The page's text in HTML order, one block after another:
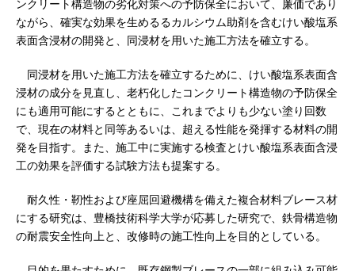
ンクリート構造物の劣化対策への予防保全において、廉価であり
ながら、確実な効果を生めるるカルシウム助剤を含むけい酸塩系
表面含浸材の開発と、同浸材を用いた施工方法を確立する。
同浸材を用いた施工方法を確立するために、けい酸塩系表面含
浸材の成分を見直し、老朽化したコンクリート構造物の予防保全
にも適用可能にするとともに、これまでよりも少ない塗り回数
で、現在の材料と同等あるいは、超える性能を発揮する材料の開
発を目指す。また、施工中に実施する検査とけい酸塩系表面含浸
工の効果を評価する試験方法も提案する。
耐久性・靭性および座屈回避機構を備えた複合材料ブレース材
にする研究は、豊橋技術科学大学が応募した研究で、鉄骨構造物
の耐震安全性向上と、改修時の施工性向上を目的としている。